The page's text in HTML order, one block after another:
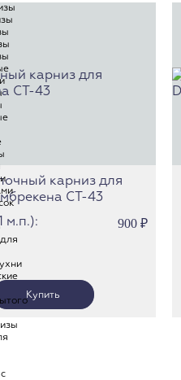
карниз для
СТ-43
м.п.):
900 ₽